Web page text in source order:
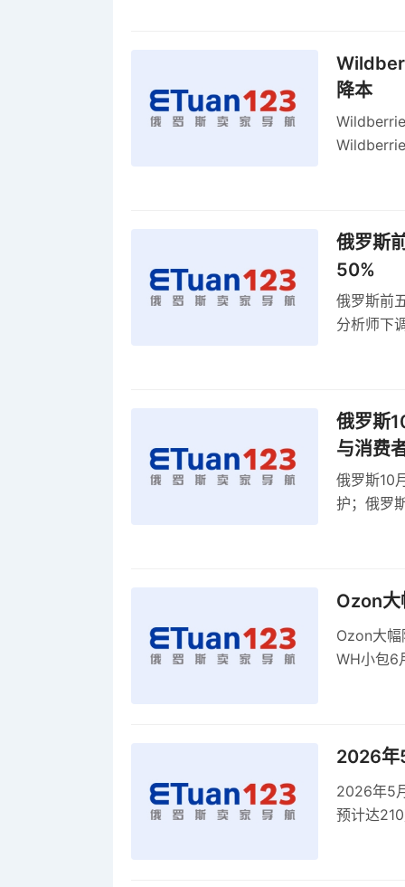
降本
俄罗斯
50%
俄罗斯前
分析师下
俄罗斯
与消费
俄罗斯10
护；俄罗
Ozon大
Ozon大
WH小包6
2026年
2026年5
预计达